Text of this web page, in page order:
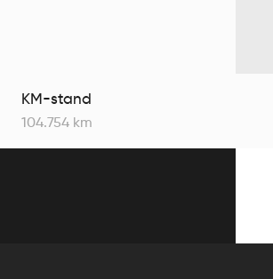
KM-stand
104.754 km